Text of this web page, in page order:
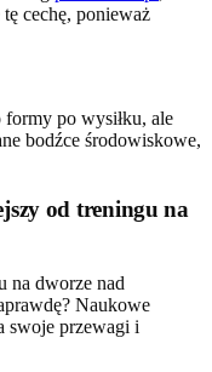
tę cechę, ponieważ
po wysiłku, ale
bodźce środowiskowe,
od treningu na
na dworze nad
Naukowe
swoje przewagi i